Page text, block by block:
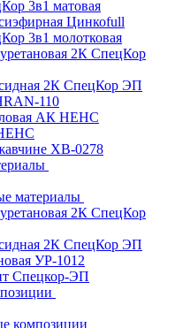
3в1 матовая
Цинкоfull
3в1 молотковая
2К СпецКор
2К СпецКор ЭП
110
АК НЕНС
ХВ-0278
материалы
2К СпецКор
2К СпецКор ЭП
УР-1012
Спецкор-ЭП
композиции